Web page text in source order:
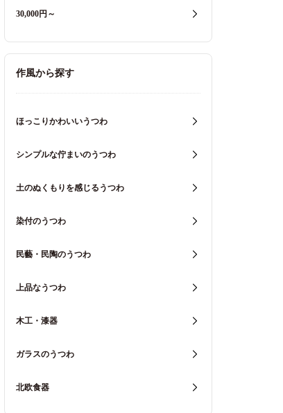
30,000円～
作風から探す
ほっこりかわいいうつわ
シンプルな佇まいのうつわ
土のぬくもりを感じるうつわ
染付のうつわ
民藝・民陶のうつわ
上品なうつわ
木工・漆器
ガラスのうつわ
北欧食器